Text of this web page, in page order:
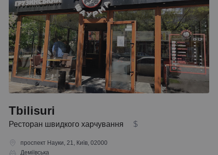
Tbilisuri
Ресторан швидкого харчування $
проспект Науки, 21, Київ, 02000
Деміївська